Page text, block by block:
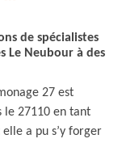
de spécialistes
Le Neubour à des
27 est
le 27110 en tant
a pu s’y forger